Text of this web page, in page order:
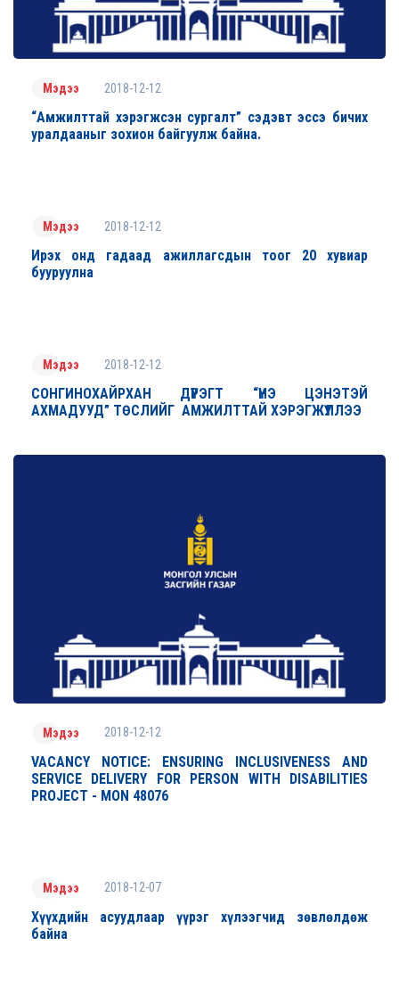
Мэдээ 2018-12-12
“Амжилттай хэрэгжсэн сургалт” сэдэвт эссэ бичих
уралдааныг зохион байгуулж байна.
Мэдээ 2018-12-12
Ирэх онд гадаад ажиллагсдын тоог 20 хувиар
бууруулна
Мэдээ 2018-12-12
СОНГИНОХАЙРХАН ДҮҮРЭГТ “ҮНЭ ЦЭНЭТЭЙ
АХМАДУУД” ТӨСЛИЙГ АМЖИЛТТАЙ ХЭРЭГЖҮҮЛЛЭЭ
Мэдээ 2018-12-12
VACANCY NOTICE: ENSURING INCLUSIVENESS AND
SERVICE DELIVERY FOR PERSON WITH DISABILITIES
PROJECT - MON 48076
Мэдээ 2018-12-07
Хүүхдийн асуудлаар үүрэг хүлээгчид зөвлөлдөж
байна